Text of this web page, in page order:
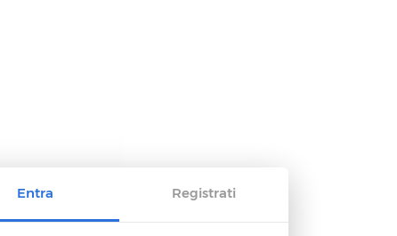
Entra Registrati